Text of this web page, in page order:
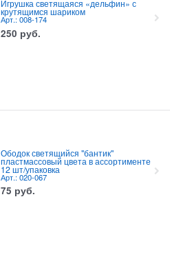
Игрушка светящаяся «дельфин» с
крутящимся шариком
Арт.: 008-174
250 руб.
Ободок светящийся "бантик"
пластмассовый цвета в ассортименте
12 шт/упаковка
Арт.: 020-067
75 руб.